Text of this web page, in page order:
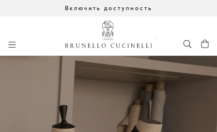
Включить доступность
начало основного контента